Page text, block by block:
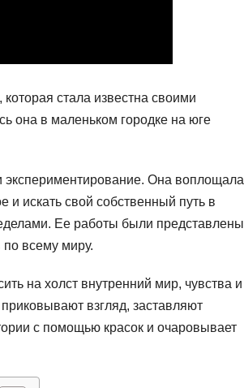
стала известна своими
она в маленьком городке на юге
экспериментирование. Она воплощала
и искать свой собственный путь в
Ее работы были представлены
всему миру.
на холст внутренний мир, чувства и
взгляд, заставляют
с помощью красок и очаровывает